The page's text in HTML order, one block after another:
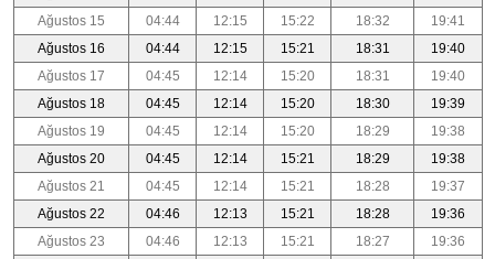
Ağustos 15
04:44 12:15 15:22 18:32
19:41
Ağustos 16
04:44 12:15 15:21 18:31
19:40
Ağustos 17
04:45 12:14 15:20 18:31
19:40
Ağustos 18
04:45 12:14 15:20 18:30
19:39
Ağustos 19
04:45 12:14 15:20 18:29
19:38
Ağustos 20
04:45 12:14 15:21 18:29
19:38
Ağustos 21
04:45 12:14 15:21 18:28
19:37
Ağustos 22
04:46 12:13 15:21 18:28
19:36
Ağustos 23
04:46 12:13 15:21 18:27
19:36